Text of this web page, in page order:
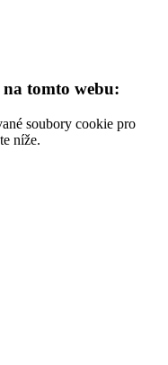
na tomto webu:
soubory cookie pro
níže.